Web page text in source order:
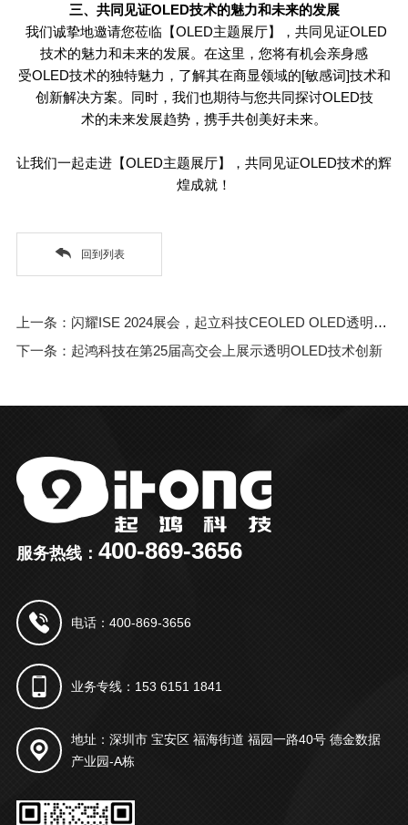
三、共同见证OLED技术的魅力和未来的发展
我们诚挚地邀请您莅临【OLED主题展厅】，共同见证OLED
技术的魅力和未来的发展。在这里，您将有机会亲身感
受OLED技术的独特魅力，了解其在商显领域的[敏感词]技术和
创新解决方案。同时，我们也期待与您共同探讨OLED技
术的未来发展趋势，携手共创美好未来。
让我们一起走进【OLED主题展厅】，共同见证OLED技术的辉
煌成就！
回到列表
上一条：闪耀ISE 2024展会，起立科技CEOLED OLED透明屏引领欧洲视听市场新潮流
下一条：起鸿科技在第25届高交会上展示透明OLED技术创新
服务热线： 400-869-3656
电话：400-869-3656
业务专线：153 6151 1841
地址：深圳市 宝安区 福海街道 福园一路40号 德金数据
产业园-A栋